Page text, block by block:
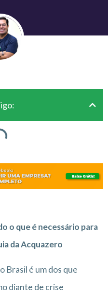
o que é necessário para
da Acquazero
Brasil é um dos que
diante de crise